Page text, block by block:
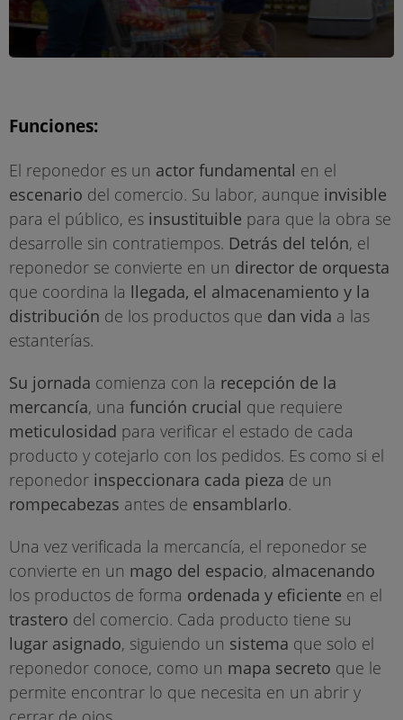
Funciones:
El reponedor es un actor fundamental en el
escenario del comercio. Su labor, aunque invisible
para el público, es insustituible para que la obra se
desarrolle sin contratiempos. Detrás del telón, el
reponedor se convierte en un director de orquesta
que coordina la llegada, el almacenamiento y la
distribución de los productos que dan vida a las
estanterías.
Su jornada comienza con la recepción de la
mercancía, una función crucial que requiere
meticulosidad para verificar el estado de cada
producto y cotejarlo con los pedidos. Es como si el
reponedor inspeccionara cada pieza de un
rompecabezas antes de ensamblarlo.
Una vez verificada la mercancía, el reponedor se
convierte en un mago del espacio, almacenando
los productos de forma ordenada y eficiente en el
trastero del comercio. Cada producto tiene su
lugar asignado, siguiendo un sistema que solo el
reponedor conoce, como un mapa secreto que le
permite encontrar lo que necesita en un abrir y